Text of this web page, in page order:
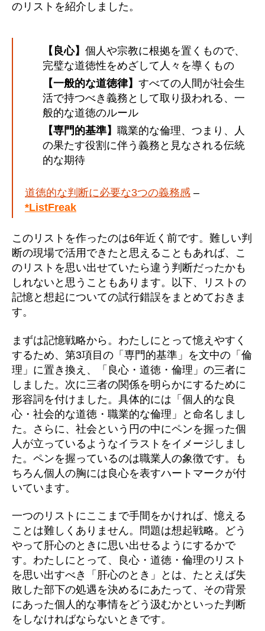
のリストを紹介しました。
【良心】 個人や宗教に根拠を置くもので、
完璧な道徳性をめざして人々を導くもの
【一般的な道徳律】 すべての人間が社会生
活で持つべき義務として取り扱われる、一
般的な道徳のルール
【専門的基準】 職業的な倫理、つまり、人
の果たす役割に伴う義務と見なされる伝統
的な期待
道徳的な判断に必要な3つの義務感 –
*ListFreak
このリストを作ったのは6年近く前です。難しい判
断の現場で活用できたと思えることもあれば、こ
のリストを思い出せていたら違う判断だったかも
しれないと思うこともあります。以下、リストの
記憶と想起についての試行錯誤をまとめておきま
す。
まずは記憶戦略から。わたしにとって憶えやすく
するため、第3項目の「専門的基準」を文中の「倫
理」に置き換え、「良心・道徳・倫理」の三者に
しました。次に三者の関係を明らかにするために
形容詞を付けました。具体的には「個人的な良
心・社会的な道徳・職業的な倫理」と命名しまし
た。さらに、社会という円の中にペンを握った個
人が立っているようなイラストをイメージしまし
た。ペンを握っているのは職業人の象徴です。も
ちろん個人の胸には良心を表すハートマークが付
いています。
一つのリストにここまで手間をかければ、憶える
ことは難しくありません。問題は想起戦略。どう
やって肝心のときに思い出せるようにするかで
す。わたしにとって、良心・道徳・倫理のリスト
を思い出すべき「肝心のとき」とは、たとえば失
敗した部下の処遇を決めるにあたって、その背景
にあった個人的な事情をどう汲むかといった判断
をしなければならないときです。